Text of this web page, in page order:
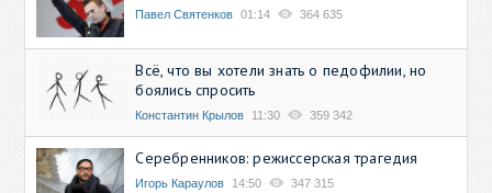
Павел Святенков 01:14 364 635
Всё, что вы хотели знать о педофилии, но
боялись спросить
Константин Крылов 11:30 359 342
Серебренников: режиссерская трагедия
Игорь Караулов 14:50 347 315